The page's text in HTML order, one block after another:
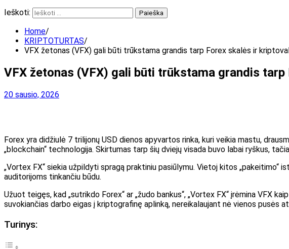
Ieškoti:
Home
KRIPTOTURTAS
VFX žetonas (VFX) gali būti trūkstama grandis tarp Forex skalės ir
VFX žetonas (VFX) gali būti trūkstama grandis
20 sausio, 2026
Forex yra didžiulė 7 trilijonų USD dienos apyvartos rinka, kuri veikia mastu,
„blockchain“ technologija. Skirtumas tarp šių dviejų visada buvo labai ryškus,
„Vortex FX“ siekia užpildyti spragą praktiniu pasiūlymu. Vietoj kitos
auditorijoms tinkančiu būdu.
Užuot teigęs, kad „sutrikdo Forex“ ar „žudo bankus“, „Vortex FX“ įrėmina VFX
suvokiančias darbo eigas į kriptografinę aplinką, nereikalaujant nė vienos pusės
Turinys: